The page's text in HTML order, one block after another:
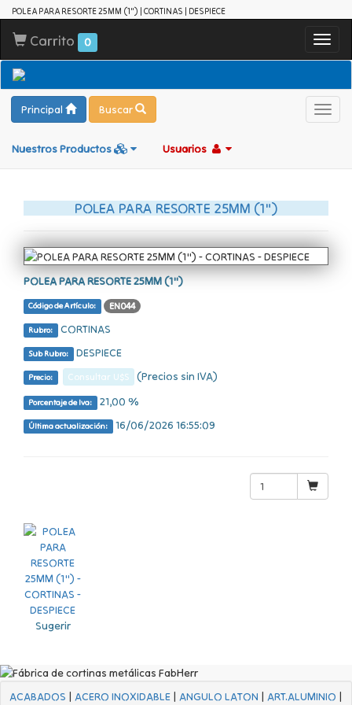
POLEA PARA RESORTE 25MM (1") | CORTINAS | DESPIECE
Carrito 0
Principal Buscar
Nuestros Productos Usuarios
POLEA PARA RESORTE 25MM (1")
POLEA PARA RESORTE 25MM (1")
Código de Artículo: EN044
Rubro: CORTINAS
Sub Rubro: DESPIECE
Precio: Consultar U$S (Precios sin IVA)
Porcentaje de Iva: 21,00 %
Última actualización: 16/06/2026 16:55:09
Sugerir
ACABADOS | ACERO INOXIDABLE | ANGULO LATON | ART.ALUMINIO |